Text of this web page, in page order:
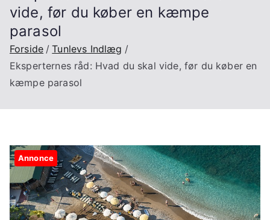
vide, før du køber en kæmpe
parasol
Forside
Tunlevs Indlæg
Eksperternes råd: Hvad du skal vide, før du køber en
kæmpe parasol
Annonce